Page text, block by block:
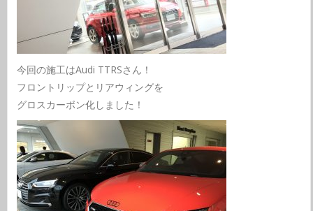
今回の施工はAudi TTRSさん！
フロントリップとリアウィングを
グロスカーボン化しました！